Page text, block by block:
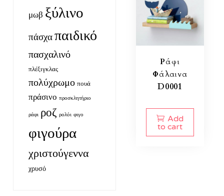
Ράφι
Φάλαινα
D0001
Add
to cart
μωβ ξύλινο
πάσχαπαιδικό
πασχαλινό
πλέξιγκλας
πολύχρωμο πουά
πράσινο προσκλητήριο
ράφι ροζ ρολόι φιγο
φιγούρα
χριστούγεννα
χρυσό